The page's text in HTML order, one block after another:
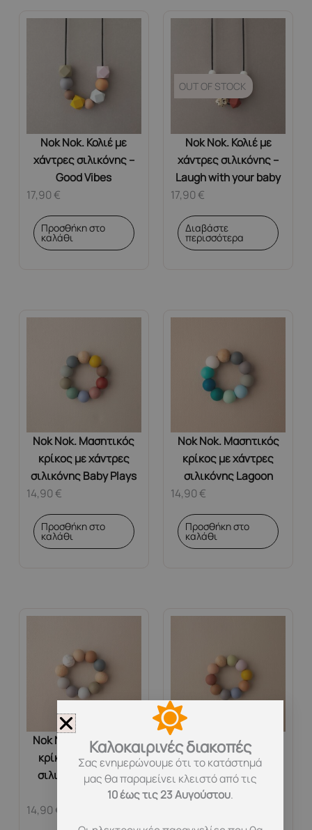
Nok Nok. Κολιέ με
χάντρες σιλικόνης –
Good Vibes
17,90€
Προσθήκη στο
καλάθι
Nok Nok. Κολιέ με
χάντρες σιλικόνης –
Laugh with your baby
OUT OF STOCK
17,90€
Διαβάστε
περισσότερα
Nok Nok. Μασητικός
κρίκος με χάντρες
σιλικόνης Baby Plays
14,90€
Προσθήκη στο
καλάθι
Nok Nok. Μασητικός
κρίκος με χάντρες
σιλικόνης Lagoon
14,90€
Προσθήκη στο
καλάθι
Nok Nok. Μασητικός
κρίκος με χάντρες
σιλικόνης Peace &
14,90€
Nok Nok. Μασητικός
Κρίκος οδοντοφυίας
με χάντρες σιλικόνης
Candy
Καλοκαιρινές διακοπές
Σας ενημερώνουμε ότι το κατάστημά
μας θα παραμείνει κλειστό από τις
10 έως τις 23 Αυγούστου.